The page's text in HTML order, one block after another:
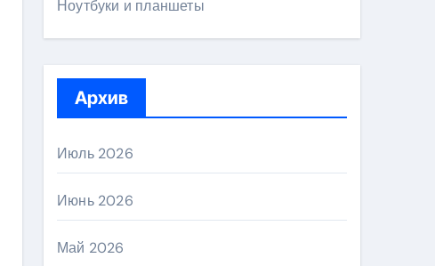
Ноутбуки и планшеты
Архив
Июль 2026
Июнь 2026
Май 2026